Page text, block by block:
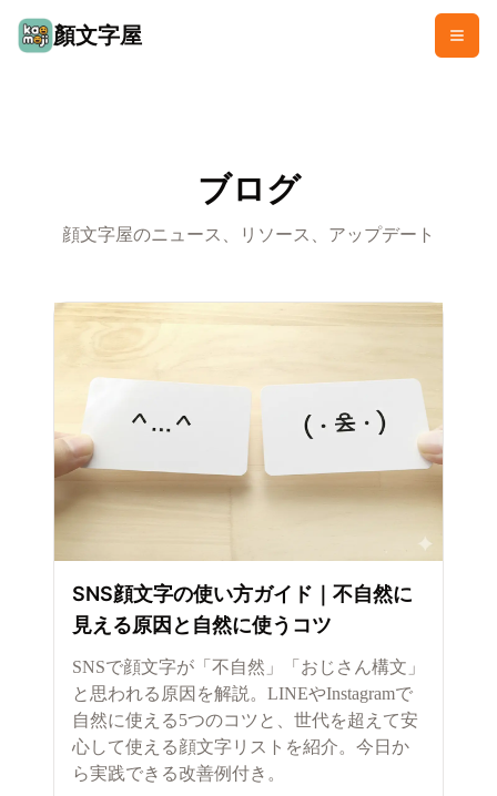
顏文字屋
ブログ
顔文字屋のニュース、リソース、アップデート
SNS顔文字の使い方ガイド｜不自然に
見える原因と自然に使うコツ
SNSで顔文字が「不自然」「おじさん構文」
と思われる原因を解説。LINEやInstagramで
自然に使える5つのコツと、世代を超えて安
心して使える顔文字リストを紹介。今日か
ら実践できる改善例付き。